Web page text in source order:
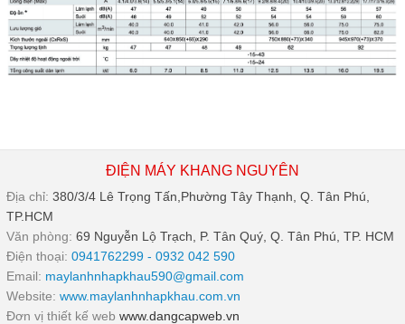
ĐIỆN MÁY KHANG NGUYÊN
Địa chỉ: 380/3/4 Lê Trọng Tấn,Phường Tây Thạnh, Q. Tân Phú,
TP.HCM
Văn phòng: 69 Nguyễn Lộ Trạch, P. Tân Quý, Q. Tân Phú, TP. HCM
Điện thoại: 0941762299 - 0932 042 590
Email: maylanhnhapkhau590@gmail.com
Website: www.maylanhnhapkhau.com.vn
Đơn vị thiết kế web www.dangcapweb.vn